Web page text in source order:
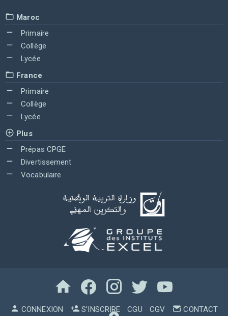
Maroc
Primaire
Collège
Lycée
France
Primaire
Collège
Lycée
Plus
Prépas CPGE
Divertissement
Vocabulaire
CONNEXION S'INSCRIRE CGU CGV CONTACT